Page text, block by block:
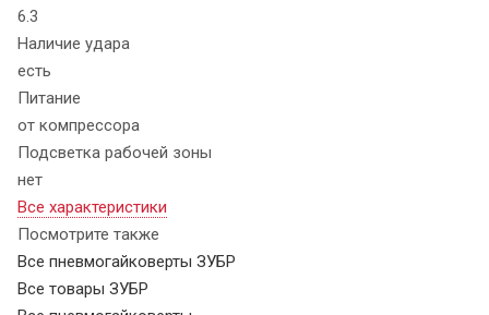
6.3
Наличие удара
есть
Питание
от компрессора
Подсветка рабочей зоны
нет
Все характеристики
Посмотрите также
Все пневмогайковерты ЗУБР
Все товары ЗУБР